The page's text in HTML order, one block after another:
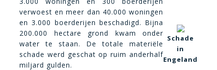
verwoest en meer dan 40.000 woningen
en 3.000 boerderijen beschadigd. Bijna
200.000 hectare grond kwam onder
water te staan. De totale materiële
schade werd geschat op ruim anderhalf
miljard gulden.
Schade
in
Engeland